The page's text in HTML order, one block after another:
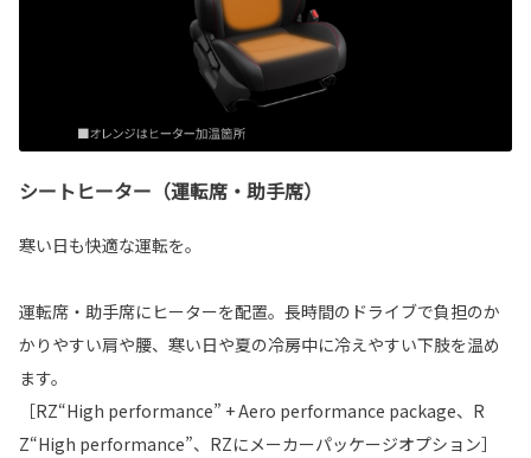
シートヒーター（運転席・助手席）
寒い日も快適な運転を。
運転席・助手席にヒーターを配置。長時間のドライブで負担のか
かりやすい肩や腰、寒い日や夏の冷房中に冷えやすい下肢を温め
ます。
［RZ“High performance” + Aero performance package、R
Z“High performance”、RZにメーカーパッケージオプション］